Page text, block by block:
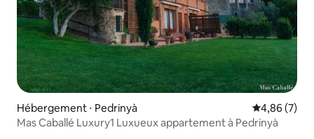
Hébergement ⋅ Pedrinyà Évaluation
4,86 (7)
Mas Caballé Luxury1 Luxueux appartement à Pedrinyà